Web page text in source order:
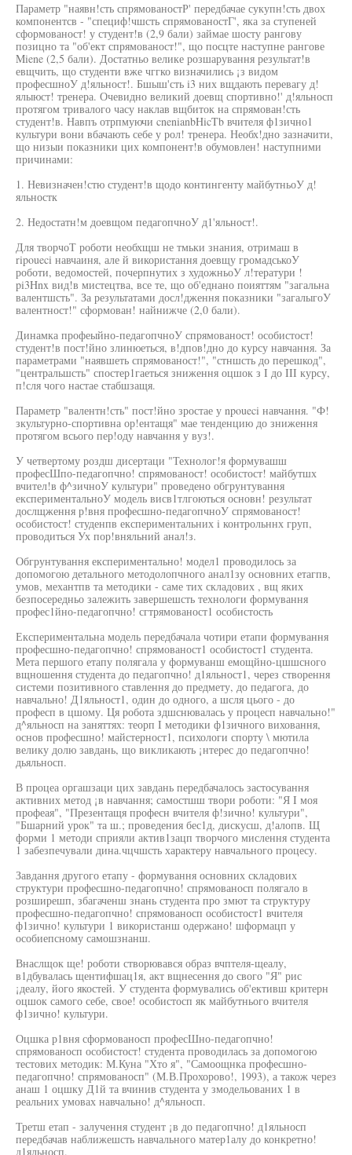
Параметр "наявн!сть спрямованостР' передбачае сукупн!сть двох
компонентсв - "специф!чшсть спрямованостГ', яка за ступеней
сформованост! у студент!в (2,9 бали) займае шосту рангову
позицно та "об'ект спрямованост!", що посцте наступне рангове
Miene (2,5 бали). Достатньо велике розшарування результат!в
евщчить, що студенти вже чггко визначились ¡з видом
професшноУ д!яльност!. Бшыш'сть i3 них вщдають перевагу д!
ялыюст! тренера. Очевидно великий доевщ спортивно!' д!яльносп
протягом тривалого часу наклав вщбиток на спрямован!сть
студент!в. Навпъ отрпмуючи cnenianbHicTb вчителя ф1зично1
культури вони вбачають себе у рол! тренера. Необх!дно зазначити,
що низыи показники цих компонент!в обумовлен! наступними
причинами:
1. Невизначен!стю студент!в щодо контингенту майбутньоУ д!
яльностк
2. Недостатн!м доевщом педагопчноУ д1'яльност!.
Для творчоТ роботи необхщш не тмьки знания, отримаш в
ripoueci навчаиня, але й використання доевщу громадськоУ
роботи, ведомостей, почерпнутих з художньоУ л!тератури !
pi3Hnx вид!в мистецтва, все те, що об'еднано поияттям "загальна
валентшсть". За результатами досл!дження показники "загалыгоУ
валентност!" сформован! найнижче (2,0 бали).
Динамка профеыйно-педагопчноУ спрямованост! особистост!
студент!в пост!йно злинюеться, в!дпов!дно до курсу навчання. За
параметрами "наявшеть спрямованост!", "стншсть до перешкод",
"центральшсть" спостер1гаеться зниження оцшок з I до III курсу,
п!сля чого настае стабшзащя.
Параметр "валентн!сть" пост!йно зростае у npoueci навчання. "Ф!
зкультурно-спортивна ор!ентащя" мае тенденцию до зниження
протягом всього пер!оду навчання у вуз!.
У четвертому роздш дисертаци "Технолог!я формувашш
професШпо-педагопчно! спрямованост! особистост! майбутшх
вчител!в ф^зичноУ культури" проведено обгрунтування
експериментальноУ модель висв1тлгоються основн! результат
дослщження р!вня професшно-педагопчноУ спрямованост!
особистост! студенпв експериментальних i контрольннх груп,
проводиться Ух пор!вняльний анал!з.
Обгрунтування експериментально! модел1 проводилось за
допомогою детального методолопчного анал1зу основних етагпв,
умов, механтпв та методики - саме тих складових , вщ яких
безпосередньо залежить завершешсть технологи формування
профес1йно-педагопчно! сгтрямованост1 особистость
Експериментальна модель передбачала чотири етапи формування
професшно-педагопчно! спрямованост1 особистост1 студента.
Мета першого етапу полягала у формуванш емощйно-цшшсного
вщношення студента до педагопчно! д1яльност1, через створення
системи позитивного ставлення до предмету, до педагога, до
навчально! Д1яльност1, один до одного, а шсля цього - до
професп в цшому. Ця робота здшснювалась у процесп навчально!"
д^яльносп на заняттях: теорп I методики ф1зичного виховання,
основ професшно! майстерност1, психологи спорту \ мютила
велику долю завдань, що викликають ¡нтерес до педагопчно!
дьяльносп.
В процеа оргашзаци цих завдань передбачалось застосування
активних метод ¡в навчання; самостшш твори роботи: "Я I моя
профеая", "Презентащя професн вчителя ф!зично! культури",
"Бшарний урок" та ш.; проведения бес1д, дискусш, д!алопв. Щ
форми 1 методи сприяли актив1зацп творчого мислення студента
1 забезпечували дина.чцчшсть характеру навчального процесу.
Завдання другого етапу - формування основних складових
структури професшно-педагопчно! спрямованосп полягало в
розширешп, збагаченш знань студента про змют та структуру
професшно-педагопчно! спрямованосп особистост1 вчителя
ф1зично! культури 1 використанш одержано! шформацп у
особиепсному самошзнанш.
Внаслщок ще! роботи створювався образ вчптеля-щеалу,
в1дбувалась щентифшац1я, акт вщнесення до свого "Я" рис
¡деалу, його якостей. У студента формувались об'ективш критерн
оцшок самого себе, свое! особистосп як майбутнього вчителя
ф1зично! культури.
Оцшка р1вня сформованосп професШно-педагопчно!
спрямованосп особистост! студента проводилась за допомогою
тестових методик: М.Куна "Хто я", "Самоощнка професшно-
педагопчно! спрямованосп" (М.В.Прохорово!, 1993), а також через
анаш 1 оцшку Д1й та вчинив студента у змодельованих 1 в
реальних умовах навчально! д^яльносп.
Третш етап - залучення студент ¡в до педагопчно! д1яльносп
передбачав наближешсть навчального матер1алу до конкретно!
д1яльносп.